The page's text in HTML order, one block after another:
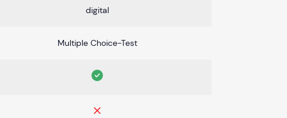
digital
Multiple Choice-Test